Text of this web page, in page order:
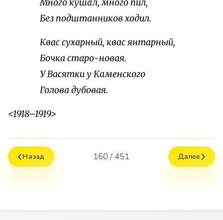
Много кушал, много пил,
Без подштанников ходил.
Квас сухарный, квас янтарный,
Бочка старо-новая.
У Васятки у Каменского
Голова дубовая.
<1918–1919>
Назад 160 / 451 Далее